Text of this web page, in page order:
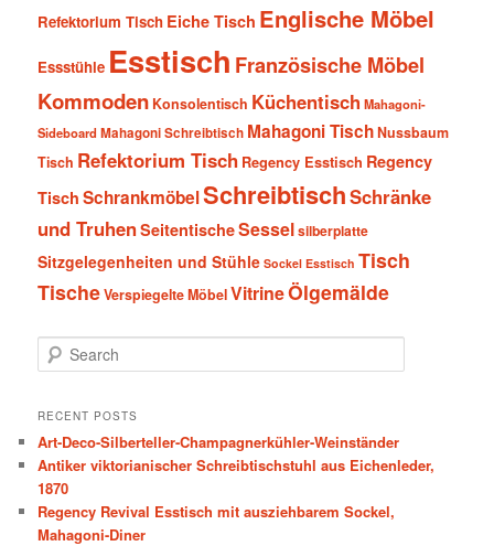
Refektorium Tisch Eiche Tisch Englische Möbel
Essstühle Esstisch Französische Möbel
Kommoden Konsolentisch Küchentisch Mahagoni-
SideboardMahagoni Schreibtisch Mahagoni TischNussbaum
Tisch Refektorium Tisch Regency Esstisch Regency
Tisch SchrankmöbelSchreibtischSchränke
und TruhenSeitentischeSesselsilberplatte
Sitzgelegenheiten und Stühle Sockel Esstisch Tisch
TischeVerspiegelte MöbelVitrineÖlgemälde
e
r
h
RECENT POSTS
Art-Deco-Silberteller-Champagnerkühler-Weinständer
Antiker viktorianischer Schreibtischstuhl aus Eichenleder,
1870
Regency Revival Esstisch mit ausziehbarem Sockel,
Mahagoni-Diner